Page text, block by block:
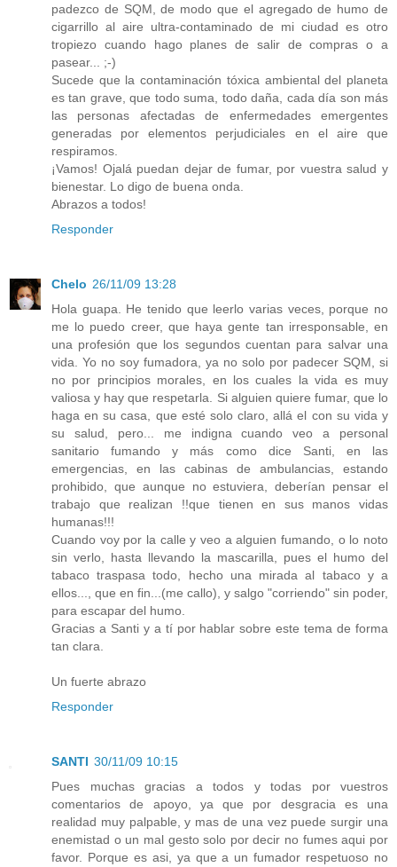
padezco de SQM, de modo que el agregado de humo de
cigarrillo al aire ultra-contaminado de mi ciudad es otro
tropiezo cuando hago planes de salir de compras o a
pasear... ;-)
Sucede que la contaminación tóxica ambiental del planeta
es tan grave, que todo suma, todo daña, cada día son más
las personas afectadas de enfermedades emergentes
generadas por elementos perjudiciales en el aire que
respiramos.
¡Vamos! Ojalá puedan dejar de fumar, por vuestra salud y
bienestar. Lo digo de buena onda.
Abrazos a todos!
Responder
Chelo 26/11/09 13:28
Hola guapa. He tenido que leerlo varias veces, porque no
me lo puedo creer, que haya gente tan irresponsable, en
una profesión que los segundos cuentan para salvar una
vida. Yo no soy fumadora, ya no solo por padecer SQM, si
no por principios morales, en los cuales la vida es muy
valiosa y hay que respetarla. Si alguien quiere fumar, que lo
haga en su casa, que esté solo claro, allá el con su vida y
su salud, pero... me indigna cuando veo a personal
sanitario fumando y más como dice Santi, en las
emergencias, en las cabinas de ambulancias, estando
prohibido, que aunque no estuviera, deberían pensar el
trabajo que realizan !!que tienen en sus manos vidas
humanas!!!
Cuando voy por la calle y veo a alguien fumando, o lo noto
sin verlo, hasta llevando la mascarilla, pues el humo del
tabaco traspasa todo, hecho una mirada al tabaco y a
ellos..., que en fin...(me callo), y salgo "corriendo" sin poder,
para escapar del humo.
Gracias a Santi y a tí por hablar sobre este tema de forma
tan clara.
Un fuerte abrazo
Responder
SANTI 30/11/09 10:15
Pues muchas gracias a todos y todas por vuestros
comentarios de apoyo, ya que por desgracia es una
realidad muy palpable, y mas de una vez puede surgir una
enemistad o un mal gesto solo por decir no fumes aqui por
favor. Porque es asi, ya que a un fumador respetuoso no